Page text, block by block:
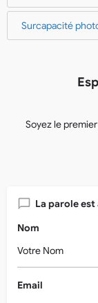
Surcapacité
Soyez le
La parole est
Nom
Email